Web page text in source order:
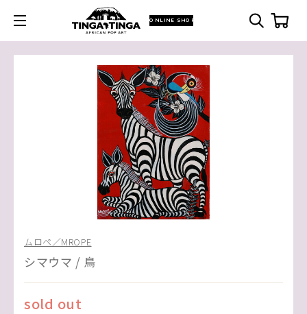
ONLINE SHOP
ムロペ／MROPE
シマウマ / 鳥
sold out